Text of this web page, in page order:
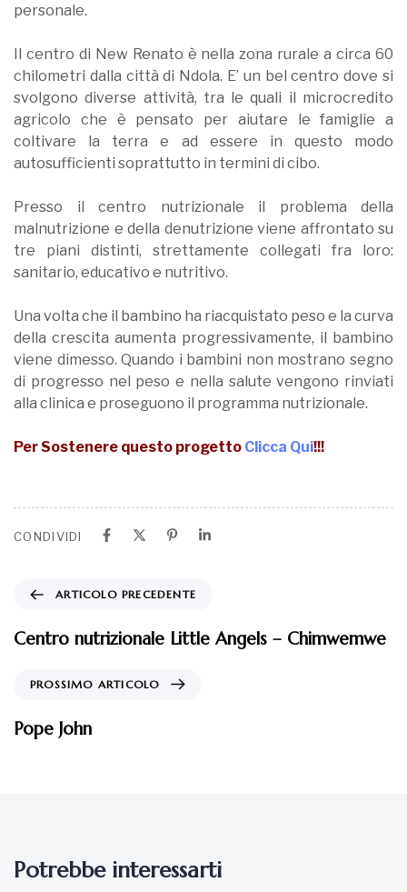
personale.
Il centro di New Renato è nella zona rurale a circa 60
chilometri dalla città di Ndola. E’ un bel centro dove si
svolgono diverse attività, tra le quali il microcredito
agricolo che è pensato per aiutare le famiglie a
coltivare la terra e ad essere in questo modo
autosufficienti soprattutto in termini di cibo.
Presso il centro nutrizionale il problema della
malnutrizione e della denutrizione viene affrontato su
tre piani distinti, strettamente collegati fra loro:
sanitario, educativo e nutritivo.
Una volta che il bambino ha riacquistato peso e la curva
della crescita aumenta progressivamente, il bambino
viene dimesso. Quando i bambini non mostrano segno
di progresso nel peso e nella salute vengono rinviati
alla clinica e proseguono il programma nutrizionale.
Per Sostenere questo progetto Clicca Qui!!!
CONDIVIDI
ARTICOLO PRECEDENTE
Centro nutrizionale Little Angels – Chimwemwe
PROSSIMO ARTICOLO
Pope John
Potrebbe interessarti